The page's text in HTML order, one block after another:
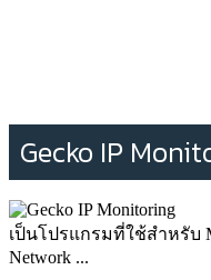
Gecko IP
เป็นโปรแกรมที่ใช้สำหรับ
Network ...